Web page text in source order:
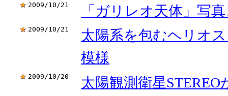
2009/10/21 「ガリレオ天体」写
2009/10/21
太陽系を包むヘリオ
模様
2009/10/20
太陽観測衛星